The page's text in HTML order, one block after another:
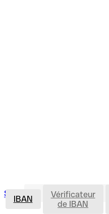
Se connecterOuvrir un compte
IBAN
Vérificateur
de IBAN